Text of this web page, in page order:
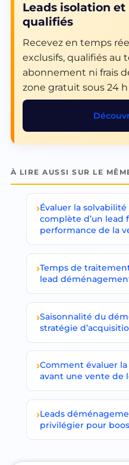
Leads isolation et
qualifiés
Recevez en temps
exclusifs, qualifiés au
abonnement ni frais
zone gratuit sous 24
À LIRE AUSSI SUR LE
Évaluer la
complète d’un lead
performance de la
Temps de
lead
Saisonnalité du
stratégie
Comment évaluer
avant une vente de
Leads
privilégier pour